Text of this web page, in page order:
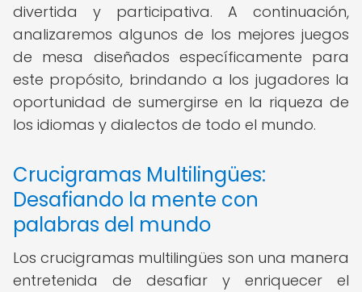
divertida y participativa. A continuación,
analizaremos algunos de los mejores juegos
de mesa diseñados específicamente para
este propósito, brindando a los jugadores la
oportunidad de sumergirse en la riqueza de
los idiomas y dialectos de todo el mundo.
Crucigramas Multilingües:
Desafiando la mente con
palabras del mundo
Los crucigramas multilingües son una manera
entretenida de desafiar y enriquecer el